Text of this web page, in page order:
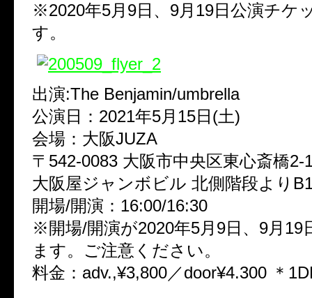
※2020年5月9日、9月19日公演チケ
す。
出演:The Benjamin/umbrella
公演日：2021年5月15日(土)
会場：大阪JUZA
〒542‐0083 大阪市中央区東心斎橋
大阪屋ジャンボビル 北側階段より
開場/開演：16:00/16:30
※開場/開演が2020年5月9日、9月19
ます。ご注意ください。
料金：adv.,¥3,800／door¥4.300 ＊